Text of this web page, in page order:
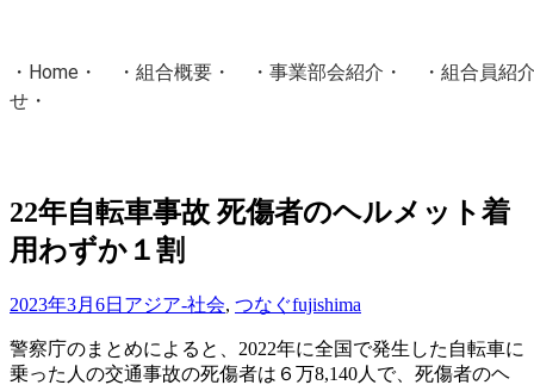
・ Home ・ ・ 組合概要 ・ ・ 事業部会紹介 ・ ・ 組合員紹
せ ・
国土交通省・経済産業省・農林水産省・厚生労働省 認可
22年自転車事故 死傷者のヘルメット着
用わずか１割
2023年3月6日 アジア-社会, つなぐfujishima
警察庁のまとめによると、2022年に全国で発生した自転車に
乗った人の交通事故の死傷者は６万8,140人で、死傷者のヘ